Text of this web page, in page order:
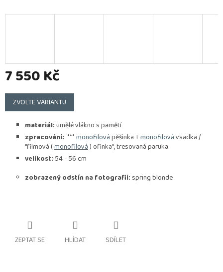
7 550 Kč
Měrná
cena:
ZVOLTE VARIANTU
materiál:umělé vlákno s pamětí
zpracování: ***monofilovápěšinka +monofilovávsadka /
"filmová (monofilová) ofinka", tresovaná paruka
velikost: 54 - 56 cm
zobrazený odstín na fotografii: spring blonde
ZEPTAT SE HLÍDAT SDÍLET